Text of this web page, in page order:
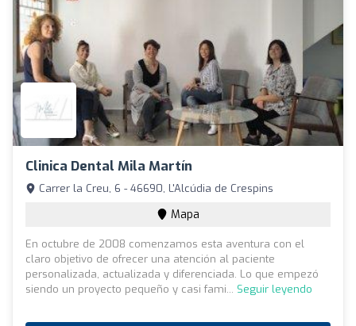
Clinica Dental Mila Martín
Carrer la Creu, 6 - 46690, L'Alcúdia de Crespins
Mapa
En octubre de 2008 comenzamos esta aventura con el
claro objetivo de ofrecer una atención al paciente
personalizada, actualizada y diferenciada. Lo que empezó
siendo un proyecto pequeño y casi fami... Seguir leyendo